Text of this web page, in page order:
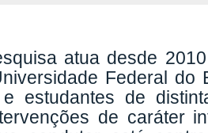
atua desde
Federal
e estudantes de
de caráter